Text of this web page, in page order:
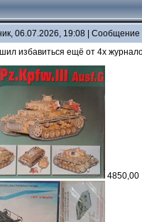
06.07.2026, 19:08 | Сообщение
избавиться ещё от 4х
4850,00